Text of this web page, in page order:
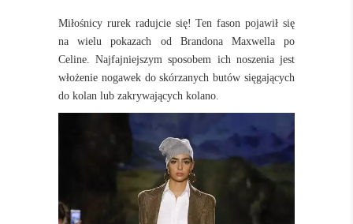
Miłośnicy rurek radujcie się! Ten fason pojawił się
na wielu pokazach od Brandona Maxwella po
Celine. Najfajniejszym sposobem ich noszenia jest
włożenie nogawek do skórzanych butów sięgających
do kolan lub zakrywających kolano.